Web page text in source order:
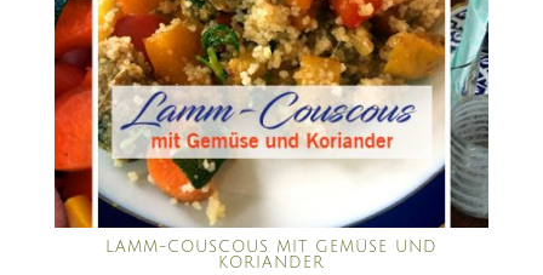
LAMM-COUSCOUS MIT GEMÜSE UND
KORIANDER